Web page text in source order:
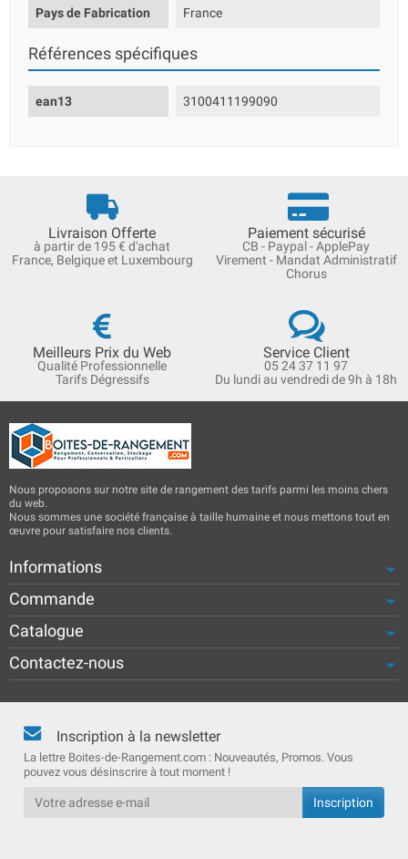
Pays de Fabrication France
Références spécifiques
ean13 3100411199090
Livraison Offerte
à partir de 195 € d'achat
France, Belgique et Luxembourg
Paiement sécurisé
CB - Paypal - ApplePay
Virement - Mandat Administratif
Chorus
Meilleurs Prix du Web
Qualité Professionnelle
Tarifs Dégressifs
Service Client
05 24 37 11 97
Du lundi au vendredi de 9h à 18h
Nous proposons sur notre site de rangement des tarifs parmi les moins chers
du web.
Nous sommes une société française à taille humaine et nous mettons tout en
œuvre pour satisfaire nos clients.
Informations
Commande
Catalogue
Contactez-nous
Inscription à la newsletter
La lettre Boites-de-Rangement.com : Nouveautés, Promos. Vous
pouvez vous désinscrire à tout moment !